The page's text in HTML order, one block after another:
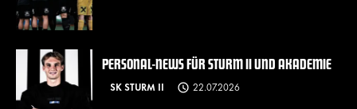
PERSONAL-NEWS FÜR STURM II UND AKADEMIE
SK STURM II 22.07.2026